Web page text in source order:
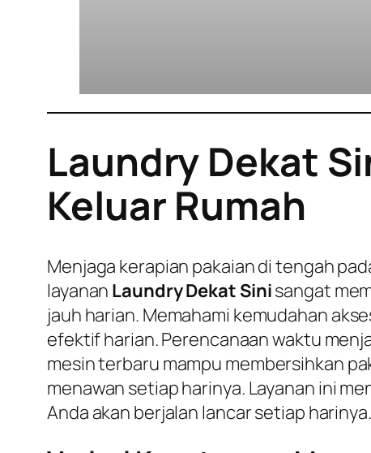
Laundry Dekat
Keluar Rumah
Menjaga kerapian pakaian di tengah
layanan Laundry Dekat Sinisangat
jauh harian. Memahami kemudahan
efektif harian. Perencanaan waktu
mesin terbaru mampu membersihkan
menawan setiap harinya. Layanan ini
Anda akan berjalan lancar setiap harinya.